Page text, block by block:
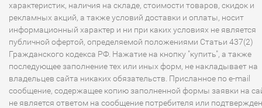
характеристик, наличия на складе, стоимости товаров, скидок и
рекламных акций, а также условий доставки и оплаты, носит
информационный характер и ни при каких условиях не является
публичной офертой, определяемой положениями Статьи 437(2)
Гражданского кодекса РФ. Нажатие на кнопку "купить", а также
последующее заполнение тех или иных форм, не накладывает на
владельцев сайта никаких обязательств. Присланное по e-mail
сообщение, содержащее копию заполненной формы заявки на
не является ответом на сообщение потребителя или